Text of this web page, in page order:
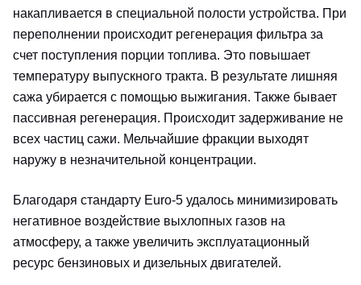
накапливается в специальной полости устройства. При
переполнении происходит регенерация фильтра за
счет поступления порции топлива. Это повышает
температуру выпускного тракта. В результате лишняя
сажа убирается с помощью выжигания. Также бывает
пассивная регенерация. Происходит задерживание не
всех частиц сажи. Мельчайшие фракции выходят
наружу в незначительной концентрации.
Благодаря стандарту Euro-5 удалось минимизировать
негативное воздействие выхлопных газов на
атмосферу, а также увеличить эксплуатационный
ресурс бензиновых и дизельных двигателей.